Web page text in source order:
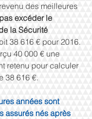
des meilleures
excéder le
la Sécurité
38 616 € pour 2016.
40 000 € une
retenu pour calculer
38 616 €.
années sont
assurés nés après